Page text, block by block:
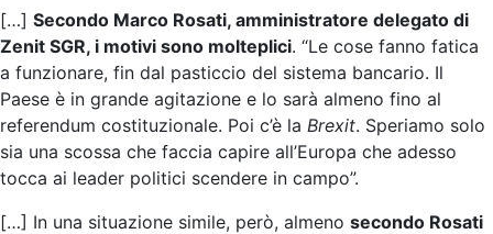
[…] Secondo Marco Rosati, amministratore delegato di
Zenit SGR, i motivi sono molteplici. “Le cose fanno fatica
a funzionare, fin dal pasticcio del sistema bancario. Il
Paese è in grande agitazione e lo sarà almeno fino al
referendum costituzionale. Poi c’è la Brexit. Speriamo solo
sia una scossa che faccia capire all’Europa che adesso
tocca ai leader politici scendere in campo”.
[…] In una situazione simile, però, almeno secondo Rosati